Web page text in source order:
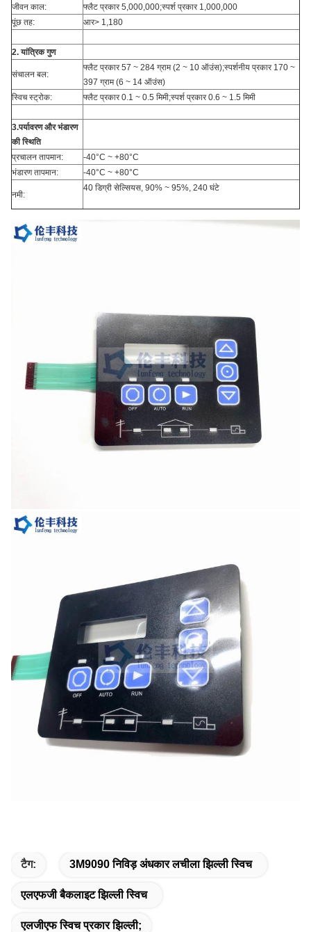
जीवन काल:
फ्लैट प्रकार 5,000,000;स्पर्श प्रकार 1,000,000
पूंछ तह:
आर> 1,180
2. यांत्रिक गुण
संचालन बल:
फ्लैट प्रकार 57 ~ 284 ग्राम (2 ~ 10 ऑउंस);स्पर्शनीय प्रकार 170 ~
397 ग्राम (6 ~ 14 ऑउंस)
स्विच स्ट्रोक:
फ्लैट प्रकार 0.1 ~ 0.5 मिमी;स्पर्श प्रकार 0.6 ~ 1.5 मिमी
3.पर्यावरण और भंडारण
की स्थिति
प्रचालन तापमान:
-40°C ~ +80°C
भंडारण तापमान:
-40°C ~ +80°C
नमी:
40 डिग्री सेल्सियस, 90% ~ 95%, 240 घंटे
टैग: 3M9090 निविड़ अंधकार लचीला झिल्ली स्विच
एलएफजी बैकलाइट झिल्ली स्विच
एलजीएफ स्विच प्रकार झिल्ली;